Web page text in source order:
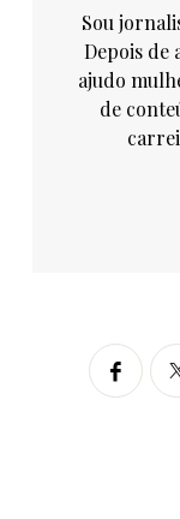
Sou
Depois de
ajudo
de